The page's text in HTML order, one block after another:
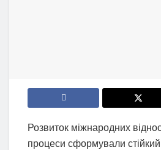
Розвиток міжнародних
процеси сформували стійкий